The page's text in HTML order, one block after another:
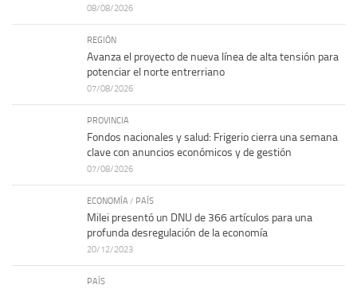
08/08/2026
REGIÓN
Avanza el proyecto de nueva línea de alta tensión para
potenciar el norte entrerriano
07/08/2026
PROVINCIA
Fondos nacionales y salud: Frigerio cierra una semana
clave con anuncios económicos y de gestión
07/08/2026
ECONOMÍA / PAÍS
Milei presentó un DNU de 366 artículos para una
profunda desregulación de la economía
20/12/2023
PAÍS